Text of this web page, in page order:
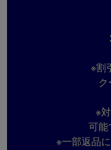
※割
※
可能
※一部返品